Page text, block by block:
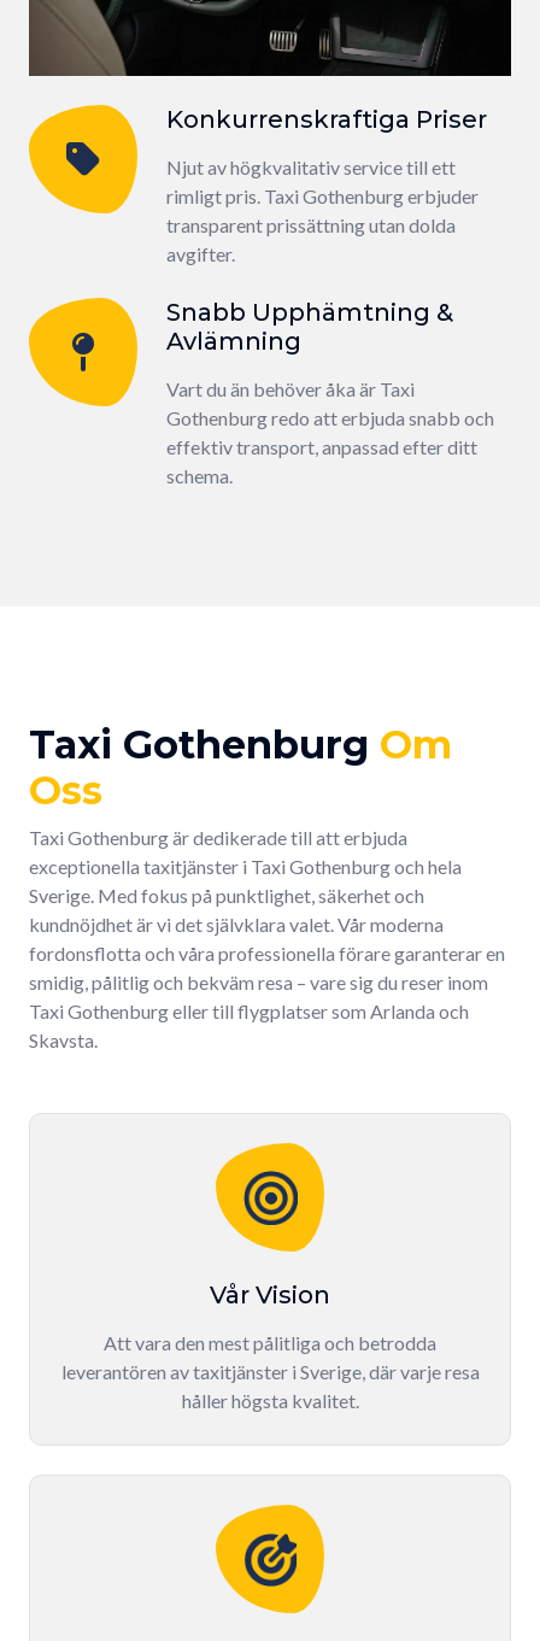
Konkurrenskraftiga Priser
Njut av högkvalitativ service till ett
rimligt pris. Taxi Gothenburg erbjuder
transparent prissättning utan dolda
avgifter.
Snabb Upphämtning &
Avlämning
Vart du än behöver åka är Taxi
Gothenburg redo att erbjuda snabb och
effektiv transport, anpassad efter ditt
schema.
Taxi Gothenburg Om
Oss
Taxi Gothenburg är dedikerade till att erbjuda
exceptionella taxitjänster i Taxi Gothenburg och hela
Sverige. Med fokus på punktlighet, säkerhet och
kundnöjdhet är vi det självklara valet. Vår moderna
fordonsflotta och våra professionella förare garanterar en
smidig, pålitlig och bekväm resa – vare sig du reser inom
Taxi Gothenburg eller till flygplatser som Arlanda och
Skavsta.
Vår Vision
Att vara den mest pålitliga och betrodda
leverantören av taxitjänster i Sverige, där varje resa
håller högsta kvalitet.